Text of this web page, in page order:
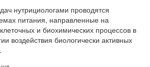
нутрициологами проводятся
питания, направленные на
и биохимических процессов в
воздействия биологически активных